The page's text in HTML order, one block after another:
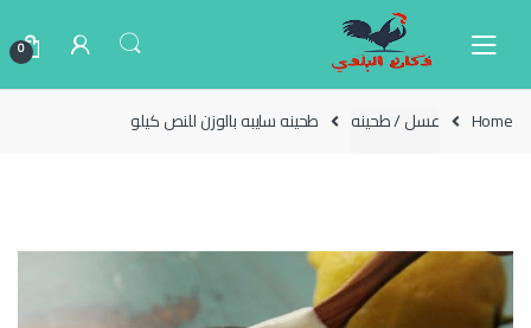
0
Home عسل / طحينه طحينه سايبه بالوزن للنص كيلو